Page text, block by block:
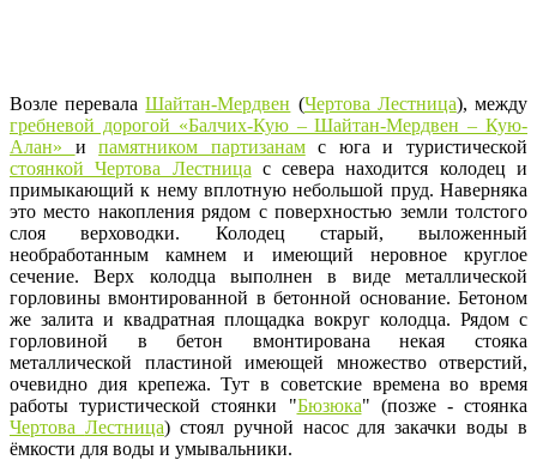
Возле перевалаШайтан-Мердвен (Чертова Лестница), между
гребневой дорогой «Балчих-Кую – Шайтан-Мердвен – Кую-
Алан» ипамятником партизанамс юга и туристической
стоянкой Чертова Лестница с севера находится колодец и
примыкающий к нему вплотную небольшой пруд. Наверняка
это место накопления рядом с поверхностью земли толстого
слоя верховодки. Колодец старый, выложенный
необработанным камнем и имеющий неровное круглое
сечение. Верх колодца выполнен в виде металлической
горловины вмонтированной в бетонной основание. Бетоном
же залита и квадратная площадка вокруг колодца. Рядом с
горловиной в бетон вмонтирована некая стояка
металлической пластиной имеющей множество отверстий,
очевидно дия крепежа. Тут в советские времена во время
работы туристической стоянки "Бюзюка" (позже - стоянка
Чертова Лестница) стоял ручной насос для закачки воды в
ёмкости для воды и умывальники.